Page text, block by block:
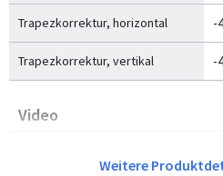
Trapezkorrektur, horizontal -
Trapezkorrektur, vertikal -
Video
Weitere